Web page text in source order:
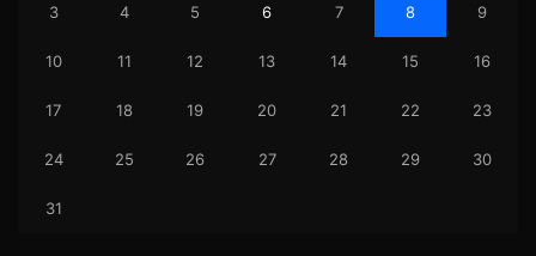
3 4 5 6 7 8 9
10 11 12 13 14 15 16
17 18 19 20 21 22 23
24 25 26 27 28 29 30
31